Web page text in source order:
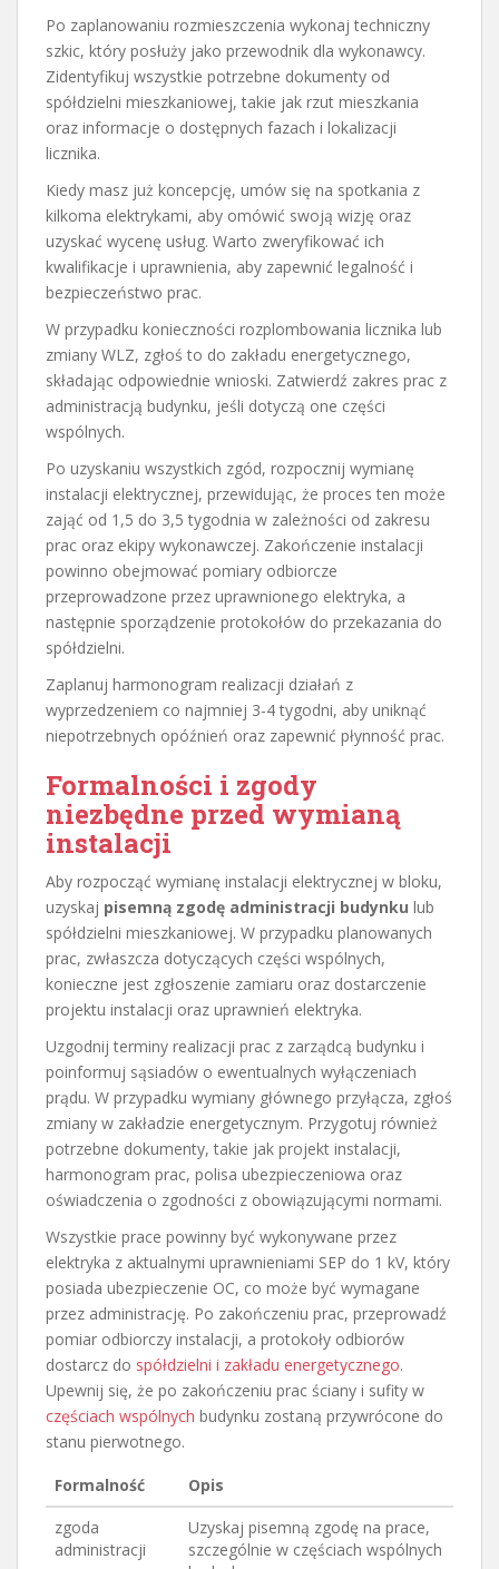
Po zaplanowaniu rozmieszczenia wykonaj techniczny
szkic, który posłuży jako przewodnik dla wykonawcy.
Zidentyfikuj wszystkie potrzebne dokumenty od
spółdzielni mieszkaniowej, takie jak rzut mieszkania
oraz informacje o dostępnych fazach i lokalizacji
licznika.
Kiedy masz już koncepcję, umów się na spotkania z
kilkoma elektrykami, aby omówić swoją wizję oraz
uzyskać wycenę usług. Warto zweryfikować ich
kwalifikacje i uprawnienia, aby zapewnić legalność i
bezpieczeństwo prac.
W przypadku konieczności rozplombowania licznika lub
zmiany WLZ, zgłoś to do zakładu energetycznego,
składając odpowiednie wnioski. Zatwierdź zakres prac z
administracją budynku, jeśli dotyczą one części
wspólnych.
Po uzyskaniu wszystkich zgód, rozpocznij wymianę
instalacji elektrycznej, przewidując, że proces ten może
zająć od 1,5 do 3,5 tygodnia w zależności od zakresu
prac oraz ekipy wykonawczej. Zakończenie instalacji
powinno obejmować pomiary odbiorcze
przeprowadzone przez uprawnionego elektryka, a
następnie sporządzenie protokołów do przekazania do
spółdzielni.
Zaplanuj harmonogram realizacji działań z
wyprzedzeniem co najmniej 3-4 tygodni, aby uniknąć
niepotrzebnych opóźnień oraz zapewnić płynność prac.
Formalności i zgody
niezbędne przed wymianą
instalacji
Aby rozpocząć wymianę instalacji elektrycznej w bloku,
uzyskaj pisemną zgodę administracji budynku lub
spółdzielni mieszkaniowej. W przypadku planowanych
prac, zwłaszcza dotyczących części wspólnych,
konieczne jest zgłoszenie zamiaru oraz dostarczenie
projektu instalacji oraz uprawnień elektryka.
Uzgodnij terminy realizacji prac z zarządcą budynku i
poinformuj sąsiadów o ewentualnych wyłączeniach
prądu. W przypadku wymiany głównego przyłącza, zgłoś
zmiany w zakładzie energetycznym. Przygotuj również
potrzebne dokumenty, takie jak projekt instalacji,
harmonogram prac, polisa ubezpieczeniowa oraz
oświadczenia o zgodności z obowiązującymi normami.
Wszystkie prace powinny być wykonywane przez
elektryka z aktualnymi uprawnieniami SEP do 1 kV, który
posiada ubezpieczenie OC, co może być wymagane
przez administrację. Po zakończeniu prac, przeprowadź
pomiar odbiorczy instalacji, a protokoły odbiorów
dostarcz do spółdzielni i zakładu energetycznego.
Upewnij się, że po zakończeniu prac ściany i sufity w
częściach wspólnych budynku zostaną przywrócone do
stanu pierwotnego.
Formalność
Opis
zgoda
administracji
Uzyskaj pisemną zgodę na prace,
szczególnie w częściach wspólnych